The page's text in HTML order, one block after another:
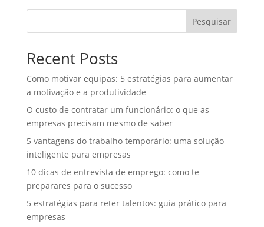
Pesquisar
Recent Posts
Como motivar equipas: 5 estratégias para aumentar
a motivação e a produtividade
O custo de contratar um funcionário: o que as
empresas precisam mesmo de saber
5 vantagens do trabalho temporário: uma solução
inteligente para empresas
10 dicas de entrevista de emprego: como te
preparares para o sucesso
5 estratégias para reter talentos: guia prático para
empresas